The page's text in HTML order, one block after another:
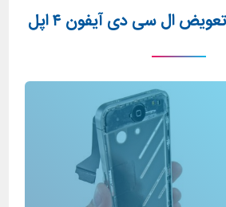
ال سی دی آیفون ۴ اپل